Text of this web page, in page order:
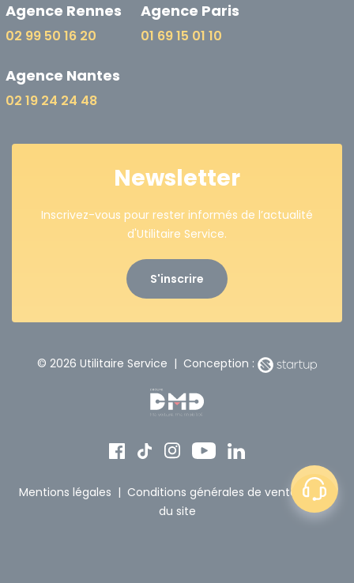
Agence Rennes
02 99 50 16 20
Agence Paris
01 69 15 01 10
Agence Nantes
02 19 24 24 48
Newsletter
Inscrivez-vous pour rester informés de l’actualité
d'Utilitaire Service.
S'inscrire
© 2026 Utilitaire Service | Conception :
Mentions légales | Conditions générales de vente | Plan
du site